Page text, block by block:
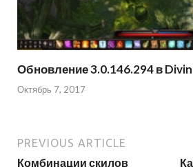
Обновление 3.0.146.294 в
Октябрь 7, 2017
PREVIOUS ARTICLE
Комбинации скилов